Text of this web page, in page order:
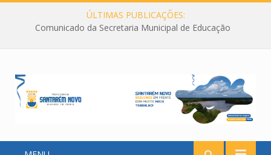
ÚLTIMAS PUBLICAÇÕES:
Comunicado da Secretaria Municipal de Educação